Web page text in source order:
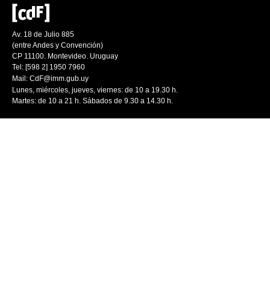
Av. 18 de Julio 885
(entre Andes y Convención)
CP 11100. Montevideo. Uruguay
Tel: [598 2] 1950 7960
Mail: CdF@imm.gub.uy
Lunes, miércoles, jueves, viernes: de 10 a 19.30 h.
Martes: de 10 a 21 h. Sábados de 9.30 a 14.30 h.